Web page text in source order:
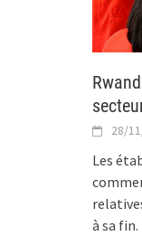
28/
Les
à sa fin.